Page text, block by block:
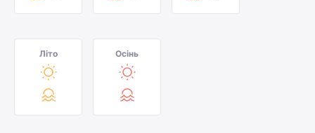
Літо Осінь